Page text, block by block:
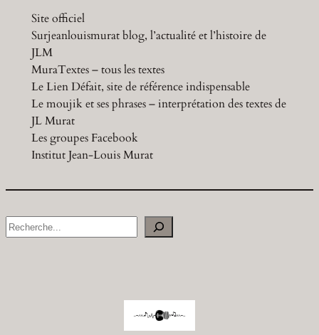
Site officiel
Surjeanlouismurat blog, l’actualité et l’histoire de
JLM
MuraTextes – tous les textes
Le Lien Défait, site de référence indispensable
Le moujik et ses phrases – interprétation des textes de
JL Murat
Les groupes Facebook
Institut Jean-Louis Murat
S